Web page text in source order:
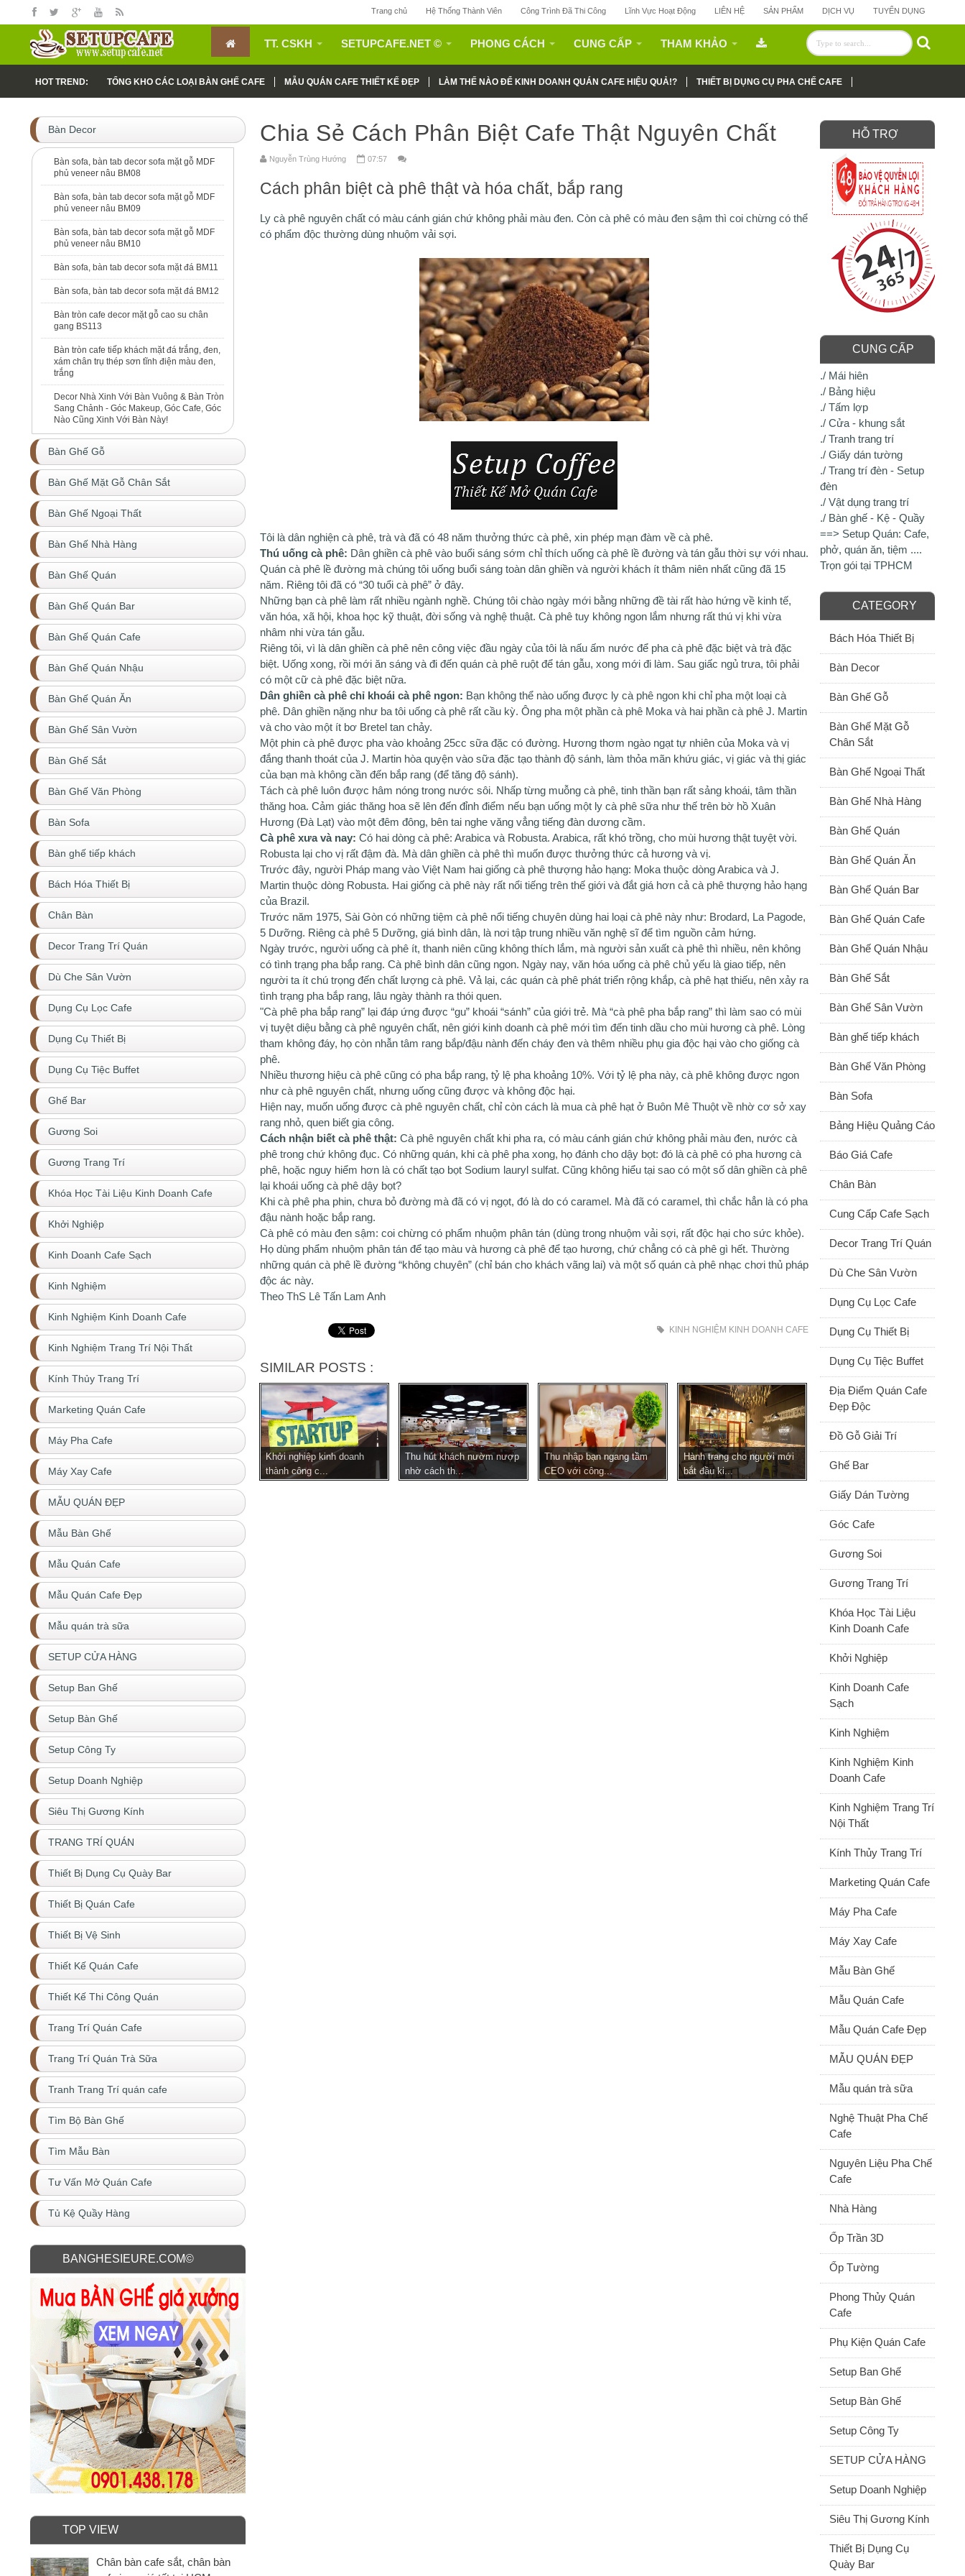
Trang chủ Hệ Thống Thành Viên Công Trình Đã Thi Công Lĩnh Vực Hoạt Động LIÊN HỆ SẢN PHẨM DỊCH VỤ TUYỂN DỤNG
TT. CSKH SETUPCAFE.NET © PHONG CÁCH CUNG CẤP THAM KHẢO
HOT TREND: TỔNG KHO CÁC LOẠI BÀN GHẾ CAFE MẪU QUÁN CAFE THIẾT KẾ ĐẸP LÀM THẾ NÀO ĐỂ KINH DOANH QUÁN CAFE HIỆU QUẢ!? THIẾT BỊ DỤNG CỤ PHA CHẾ CAFE
Chia Sẻ Cách Phân Biệt Cafe Thật Nguyên Chất
Nguyễn Trùng Hướng 07:57
Cách phân biệt cà phê thật và hóa chất, bắp rang
Ly cà phê nguyên chất có màu cánh gián chứ không phải màu đen. Còn cà phê có màu đen sậm thì coi chừng có thể
có phẩm độc thường dùng nhuộm vải sợi.
Tôi là dân nghiện cà phê, trà và đã có 48 năm thưởng thức cà phê, xin phép mạn đàm về cà phê.
Thú uống cà phê: Dân ghiền cà phê vào buổi sáng sớm chỉ thích uống cà phê lề đường và tán gẫu thời sự với nhau.
Quán cà phê lề đường mà chúng tôi uống buổi sáng toàn dân ghiền và người khách ít thâm niên nhất cũng đã 15
năm. Riêng tôi đã có “30 tuổi cà phê” ở đây.
Những bạn cà phê làm rất nhiều ngành nghề. Chúng tôi chào ngày mới bằng những đề tài rất hào hứng về kinh tế,
văn hóa, xã hội, khoa học kỹ thuật, đời sống và nghệ thuật. Cà phê tuy không ngon lắm nhưng rất thú vị khi vừa
nhâm nhi vừa tán gẫu.
Riêng tôi, vì là dân ghiền cà phê nên công việc đầu ngày của tôi là nấu ấm nước để pha cà phê đặc biệt và trà đặc
biệt. Uống xong, rồi mới ăn sáng và đi đến quán cà phê ruột để tán gẫu, xong mới đi làm. Sau giấc ngủ trưa, tôi phải
có một cữ cà phê đặc biệt nữa.
Dân ghiền cà phê chỉ khoái cà phê ngon: Bạn không thể nào uống được ly cà phê ngon khi chỉ pha một loại cà
phê. Dân ghiền nặng như ba tôi uống cà phê rất cầu kỳ. Ông pha một phần cà phê Moka và hai phần cà phê J. Martin
và cho vào một ít bơ Bretel tan chảy.
Một phin cà phê được pha vào khoảng 25cc sữa đặc có đường. Hương thơm ngào ngạt tự nhiên của Moka và vị
đắng thanh thoát của J. Martin hòa quyện vào sữa đặc tạo thành độ sánh, làm thỏa mãn khứu giác, vị giác và thị giác
của bạn mà không cần đến bắp rang (để tăng độ sánh).
Tách cà phê luôn được hâm nóng trong nước sôi. Nhấp từng muỗng cà phê, tinh thần bạn rất sảng khoái, tâm thần
thăng hoa. Cảm giác thăng hoa sẽ lên đến đỉnh điểm nếu bạn uống một ly cà phê sữa như thế trên bờ hồ Xuân
Hương (Đà Lạt) vào một đêm đông, bên tai nghe văng vẳng tiếng đàn dương cầm.
Cà phê xưa và nay: Có hai dòng cà phê: Arabica và Robusta. Arabica, rất khó trồng, cho mùi hương thật tuyệt vời.
Robusta lại cho vị rất đậm đà. Mà dân ghiền cà phê thì muốn được thưởng thức cả hương và vị.
Trước đây, người Pháp mang vào Việt Nam hai giống cà phê thượng hảo hạng: Moka thuộc dòng Arabica và J.
Martin thuộc dòng Robusta. Hai giống cà phê này rất nổi tiếng trên thế giới và đắt giá hơn cả cà phê thượng hảo hạng
của Brazil.
Trước năm 1975, Sài Gòn có những tiệm cà phê nổi tiếng chuyên dùng hai loại cà phê này như: Brodard, La Pagode,
5 Dưỡng. Riêng cà phê 5 Dưỡng, giá bình dân, là nơi tập trung nhiều văn nghệ sĩ để tìm nguồn cảm hứng.
Ngày trước, người uống cà phê ít, thanh niên cũng không thích lắm, mà người sản xuất cà phê thì nhiều, nên không
có tình trạng pha bắp rang. Cà phê bình dân cũng ngon. Ngày nay, văn hóa uống cà phê chủ yếu là giao tiếp, nên
người ta ít chú trọng đến chất lượng cà phê. Vả lại, các quán cà phê phát triển rộng khắp, cà phê hạt thiếu, nên xảy ra
tình trạng pha bắp rang, lâu ngày thành ra thói quen.
"Cà phê pha bắp rang” lại đáp ứng được “gu” khoái “sánh” của giới trẻ. Mà “cà phê pha bắp rang” thì làm sao có mùi
vị tuyệt diệu bằng cà phê nguyên chất, nên giới kinh doanh cà phê mới tìm đến tinh dầu cho mùi hương cà phê. Lòng
tham không đáy, họ còn nhẫn tâm rang bắp/đậu nành đến cháy đen và thêm nhiều phụ gia độc hại vào cho giống cà
phê.
Nhiều thương hiệu cà phê cũng có pha bắp rang, tỷ lệ pha khoảng 10%. Với tỷ lệ pha này, cà phê không được ngon
như cà phê nguyên chất, nhưng uống cũng được và không độc hại.
Hiện nay, muốn uống được cà phê nguyên chất, chỉ còn cách là mua cà phê hạt ở Buôn Mê Thuột về nhờ cơ sở xay
rang nhỏ, quen biết gia công.
Cách nhận biết cà phê thật: Cà phê nguyên chất khi pha ra, có màu cánh gián chứ không phải màu đen, nước cà
phê trong chứ không đục. Có những quán, khi cà phê pha xong, họ đánh cho dậy bọt: đó là cà phê có pha hương cà
phê, hoặc nguy hiểm hơn là có chất tạo bọt Sodium lauryl sulfat. Cũng không hiểu tại sao có một số dân ghiền cà phê
lại khoái uống cà phê dậy bọt?
Khi cà phê pha phin, chưa bỏ đường mà đã có vị ngọt, đó là do có caramel. Mà đã có caramel, thì chắc hẳn là có pha
đậu nành hoặc bắp rang.
Cà phê có màu đen sậm: coi chừng có phẩm nhuộm phân tán (dùng trong nhuộm vải sợi, rất độc hại cho sức khỏe).
Họ dùng phẩm nhuộm phân tán để tạo màu và hương cà phê để tạo hương, chứ chẳng có cà phê gì hết. Thường
những quán cà phê lề đường “không chuyên” (chỉ bán cho khách vãng lai) và một số quán cà phê nhạc chơi thủ pháp
độc ác này.
Theo ThS Lê Tấn Lam Anh
KINH NGHIỆM KINH DOANH CAFE
SIMILAR POSTS :
Khởi nghiệp kinh doanh
thành công c...
Thu hút khách nườm nượp
nhờ cách th...
Thu nhập bạn ngang tầm
CEO với công...
Hành trang cho người mới
bắt đầu ki...
Bàn Decor
Bàn sofa, bàn tab decor sofa mặt gỗ MDF
phủ veneer nâu BM08
Bàn sofa, bàn tab decor sofa mặt gỗ MDF
phủ veneer nâu BM09
Bàn sofa, bàn tab decor sofa mặt gỗ MDF
phủ veneer nâu BM10
Bàn sofa, bàn tab decor sofa mặt đá BM11
Bàn sofa, bàn tab decor sofa mặt đá BM12
Bàn tròn cafe decor mặt gỗ cao su chân
gang BS113
Bàn tròn cafe tiếp khách mặt đá trắng, đen,
xám chân trụ thép sơn tĩnh điện màu đen,
trắng
Decor Nhà Xinh Với Bàn Vuông & Bàn Tròn
Sang Chảnh - Góc Makeup, Góc Cafe, Góc
Nào Cũng Xinh Với Bàn Này!
Bàn Ghế Gỗ
Bàn Ghế Mặt Gỗ Chân Sắt
Bàn Ghế Ngoại Thất
Bàn Ghế Nhà Hàng
Bàn Ghế Quán
Bàn Ghế Quán Bar
Bàn Ghế Quán Cafe
Bàn Ghế Quán Nhậu
Bàn Ghế Quán Ăn
Bàn Ghế Sân Vườn
Bàn Ghế Sắt
Bàn Ghế Văn Phòng
Bàn Sofa
Bàn ghế tiếp khách
Bách Hóa Thiết Bị
Chân Bàn
Decor Trang Trí Quán
Dù Che Sân Vườn
Dụng Cụ Lọc Cafe
Dụng Cụ Thiết Bị
Dụng Cụ Tiệc Buffet
Ghế Bar
Gương Soi
Gương Trang Trí
Khóa Học Tài Liệu Kinh Doanh Cafe
Khởi Nghiệp
Kinh Doanh Cafe Sạch
Kinh Nghiệm
Kinh Nghiệm Kinh Doanh Cafe
Kinh Nghiệm Trang Trí Nội Thất
Kính Thủy Trang Trí
Marketing Quán Cafe
Máy Pha Cafe
Máy Xay Cafe
MẪU QUÁN ĐẸP
Mẫu Bàn Ghế
Mẫu Quán Cafe
Mẫu Quán Cafe Đẹp
Mẫu quán trà sữa
SETUP CỬA HÀNG
Setup Ban Ghế
Setup Bàn Ghế
Setup Công Ty
Setup Doanh Nghiệp
Siêu Thị Gương Kính
TRANG TRÍ QUÁN
Thiết Bị Dụng Cụ Quày Bar
Thiết Bị Quán Cafe
Thiết Bị Vệ Sinh
Thiết Kế Quán Cafe
Thiết Kế Thi Công Quán
Trang Trí Quán Cafe
Trang Trí Quán Trà Sữa
Tranh Trang Trí quán cafe
Tìm Bộ Bàn Ghế
Tìm Mẫu Bàn
Tư Vấn Mở Quán Cafe
Tủ Kệ Quầy Hàng
BANGHESIEURE.COM©
TOP VIEW
Chân bàn cafe sắt, chân bàn
HỖ TRỢ
CUNG CẤP
./ Mái hiên
./ Bảng hiệu
./ Tấm lợp
./ Cửa - khung sắt
./ Tranh trang trí
./ Giấy dán tường
./ Trang trí đèn - Setup
đèn
./ Vật dụng trang trí
./ Bàn ghế - Kệ - Quầy
==> Setup Quán: Cafe,
phở, quán ăn, tiệm ....
Trọn gói tại TPHCM
CATEGORY
Bách Hóa Thiết Bị
Bàn Decor
Bàn Ghế Gỗ
Bàn Ghế Mặt Gỗ
Chân Sắt
Bàn Ghế Ngoại Thất
Bàn Ghế Nhà Hàng
Bàn Ghế Quán
Bàn Ghế Quán Ăn
Bàn Ghế Quán Bar
Bàn Ghế Quán Cafe
Bàn Ghế Quán Nhậu
Bàn Ghế Sắt
Bàn Ghế Sân Vườn
Bàn ghế tiếp khách
Bàn Ghế Văn Phòng
Bàn Sofa
Bảng Hiệu Quảng Cáo
Báo Giá Cafe
Chân Bàn
Cung Cấp Cafe Sạch
Decor Trang Trí Quán
Dù Che Sân Vườn
Dụng Cụ Lọc Cafe
Dụng Cụ Thiết Bị
Dụng Cụ Tiệc Buffet
Địa Điểm Quán Cafe
Đẹp Độc
Đồ Gỗ Giải Trí
Ghế Bar
Giấy Dán Tường
Góc Cafe
Gương Soi
Gương Trang Trí
Khóa Học Tài Liệu
Kinh Doanh Cafe
Khởi Nghiệp
Kinh Doanh Cafe
Sạch
Kinh Nghiệm
Kinh Nghiệm Kinh
Doanh Cafe
Kinh Nghiệm Trang Trí
Nội Thất
Kính Thủy Trang Trí
Marketing Quán Cafe
Máy Pha Cafe
Máy Xay Cafe
Mẫu Bàn Ghế
Mẫu Quán Cafe
Mẫu Quán Cafe Đẹp
MẪU QUÁN ĐẸP
Mẫu quán trà sữa
Nghệ Thuật Pha Chế
Cafe
Nguyên Liệu Pha Chế
Cafe
Nhà Hàng
Ốp Trần 3D
Ốp Tường
Phong Thủy Quán
Cafe
Phụ Kiện Quán Cafe
Setup Ban Ghế
Setup Bàn Ghế
Setup Công Ty
SETUP CỬA HÀNG
Setup Doanh Nghiệp
Siêu Thị Gương Kính
Thiết Bị Dụng Cụ
Quày Bar